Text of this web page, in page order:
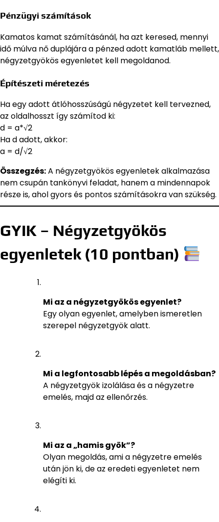
Pénzügyi számítások
Kamatos kamat számításánál, ha azt keresed, mennyi
idő múlva nő duplájára a pénzed adott kamatláb mellett,
négyzetgyökös egyenletet kell megoldanod.
Építészeti méretezés
Ha egy adott átlóhosszúságú négyzetet kell tervezned,
az oldalhosszt így számítod ki:
d = a*√2
Ha d adott, akkor:
a = d/√2
Összegzés:A négyzetgyökös egyenletek alkalmazása
nem csupán tankönyvi feladat, hanem a mindennapok
része is, ahol gyors és pontos számításokra van szükség.
GYIK – Négyzetgyökös
egyenletek (10 pontban)
Mi az a négyzetgyökös egyenlet?
Egy olyan egyenlet, amelyben ismeretlen
szerepel négyzetgyök alatt.
Mi a legfontosabb lépés a megoldásban?
A négyzetgyök izolálása és a négyzetre
emelés, majd az ellenőrzés.
Mi az a „hamis gyök”?
Olyan megoldás, ami a négyzetre emelés
után jön ki, de az eredeti egyenletet nem
elégíti ki.